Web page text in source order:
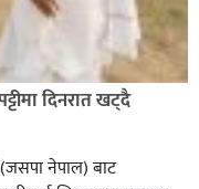
जनमत नेताद्वय
दिनरात खट्दै
(जसपा नेपाल) बाट